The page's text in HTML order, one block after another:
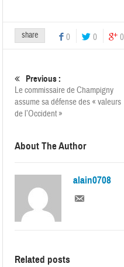
share 0 0 0
Previous :
Le commissaire de Champigny
assume sa défense des « valeurs
de l’Occident »
About The Author
alain0708
Related posts